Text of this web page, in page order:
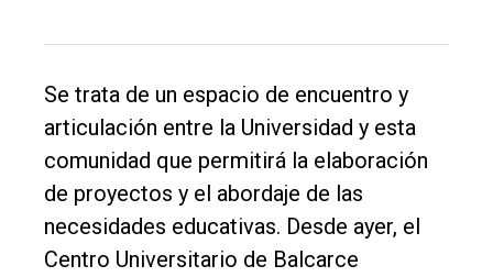
Edición
Empresa
Nosotros
Contacto
Se trata de un espacio de encuentro y
articulación entre la Universidad y esta
comunidad que permitirá la elaboración
de proyectos y el abordaje de las
necesidades educativas. Desde ayer, el
Centro Universitario de Balcarce